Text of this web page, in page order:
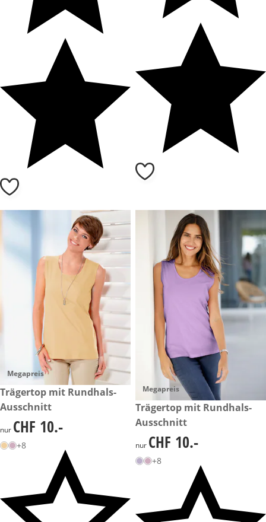
Megapreis
CHF 10.-
Trägertop mit Rundhals-
Ausschnitt
CHF 10.-
nur CHF 10.-
+8
Megapreis
CHF 10.-
Trägertop mit Rundhals-
Ausschnitt
CHF 10.-
nur CHF 10.-
+8